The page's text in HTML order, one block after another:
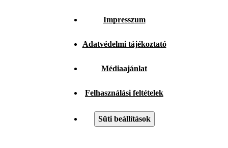
Impresszum
Adatvédelmi tájékoztató
Médiaajánlat
Felhasználási feltételek
Süti beállítások